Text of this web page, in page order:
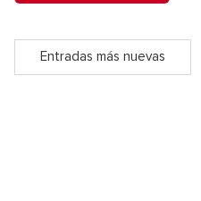
Entradas más nuevas